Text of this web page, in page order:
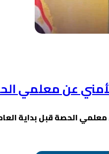
عن معلمي
معلمي الحصة قبل بداية